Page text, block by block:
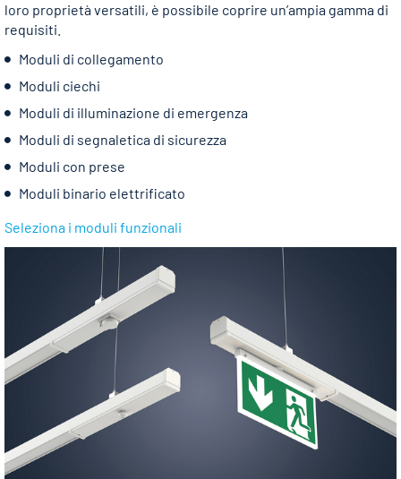
loro proprietà versatili, è possibile coprire un’ampia gamma di
requisiti.
Moduli di collegamento
Moduli ciechi
Moduli di illuminazione di emergenza
Moduli di segnaletica di sicurezza
Moduli con prese
Moduli binario elettrificato
Seleziona i moduli funzionali